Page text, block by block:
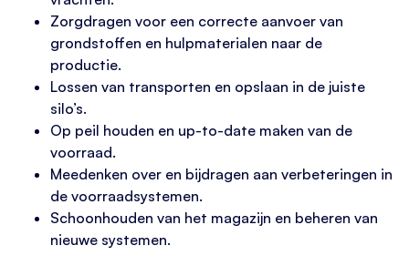
Zorgdragen voor een correcte aanvoer van
grondstoffen en hulpmaterialen naar de
productie.
Lossen van transporten en opslaan in de juiste
silo’s.
Op peil houden en up-to-date maken van de
voorraad.
Meedenken over en bijdragen aan verbeteringen in
de voorraadsystemen.
Schoonhouden van het magazijn en beheren van
nieuwe systemen.